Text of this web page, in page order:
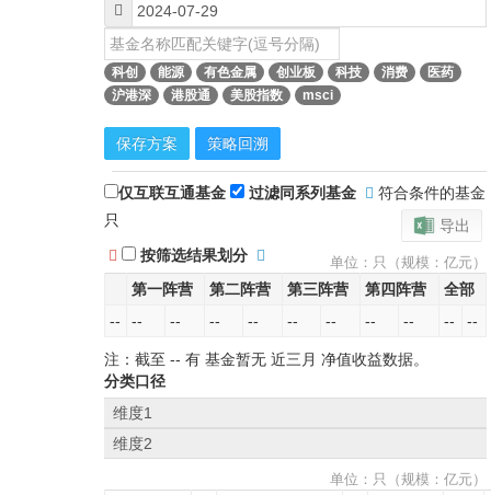
科创 能源 有色金属 创业板 科技 消费
医药
沪港深
港股通 美股指数 msci
保存方案 策略回溯
仅互联互通基金 过滤同系列基金
符合条件的基金
只
导出
按筛选结果划分
单位：只（规模：亿元）
第一阵营 第二阵营 第三阵营 第四阵营
全部
--
-- -- -- -- -- -- -- -- -- --
注：截至 -- 有 基金暂无 近三月 净值收益数据。
分类口径
维度1
维度2
单位：只（规模：亿元）